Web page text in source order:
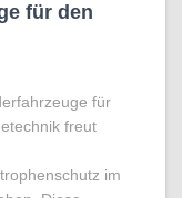
für den
für
freut
im